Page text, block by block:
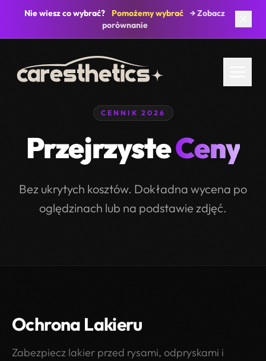
Nie wiesz co wybrać? Pomożemy wybrać
→ Zobacz
porównanie
799 092 822
CENNIK 2026
PrzejrzysteCeny
Bez ukrytych kosztów. Dokładna wycena po
oględzinach lub na podstawie zdjęć.
Ochrona Lakieru
Zabezpiecz lakier przed rysami, odpryskami i